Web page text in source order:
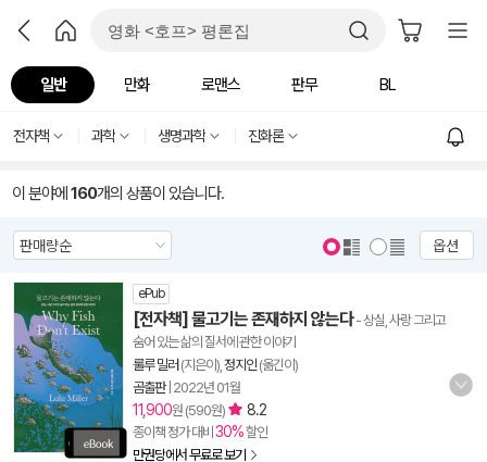
일반 만화 로맨스 판무 BL
전자책 과학 생명과학 진화론
이 분야에 160개의 상품이 있습니다.
옵션
ePub
[전자책] 물고기는 존재하지 않는다- 상실, 사랑 그리고
숨어 있는 삶의 질서에 관한 이야기
룰루 밀러 (지은이), 정지인 (옮긴이)
곰출판| 2022년 01월
11,900원 (590원) 8.2
종이책 정가 대비 30%할인
만권당에서 무료로 보기